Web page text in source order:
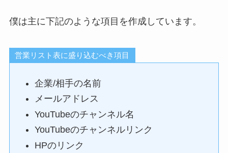
僕は主に下記のような項目を作成しています。
営業リスト表に盛り込むべき項目
企業/相手の名前
メールアドレス
YouTubeのチャンネル名
YouTubeのチャンネルリンク
HPのリンク